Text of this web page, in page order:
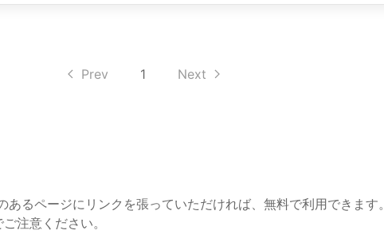
Prev 1 Next
あるページにリンクを張っていただければ、無料で利用できます。
注意ください。